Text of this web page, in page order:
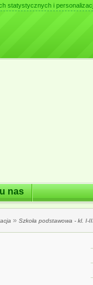
statystycznych i
nas
» Szkoła podstawowa - kl. I-